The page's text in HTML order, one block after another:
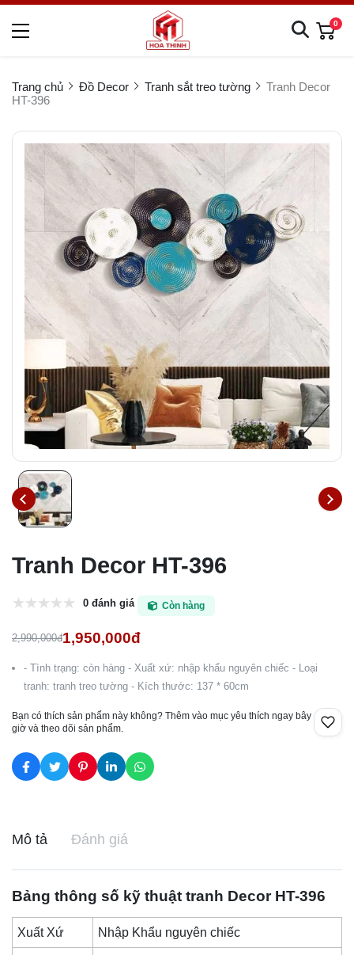
0
Trang chủ Đồ Decor Tranh sắt treo tường
Tranh Decor
HT-396
Tranh Decor HT-396
0 đánh giá Còn hàng
2,990,000đ1,950,000đ
- Tình trạng: còn hàng - Xuất xứ: nhập khẩu nguyên chiếc - Loại
tranh: tranh treo tường - Kích thước: 137 * 60cm
Bạn có thích sản phẩm này không? Thêm vào mục yêu thích ngay bây
giờ và theo dõi sản phẩm.
Mô tả Đánh giá
Bảng thông số kỹ thuật tranh DecorHT-396
Xuất Xứ Nhập Khẩu nguyên chiếc